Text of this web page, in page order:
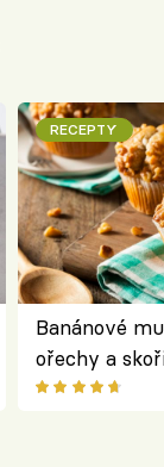
RECEPTY
Banánové
ořechy a